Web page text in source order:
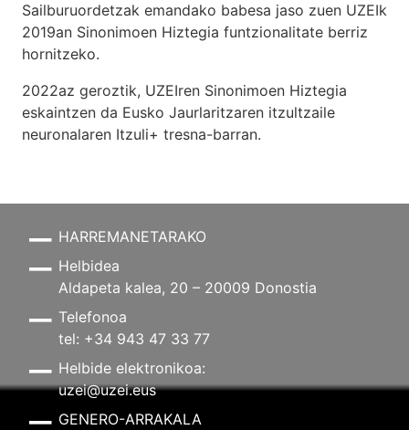
Sailburuordetzak emandako babesa jaso zuen UZEIk
2019an Sinonimoen Hiztegia funtzionalitate berriz
hornitzeko.
2022az geroztik, UZEIren Sinonimoen Hiztegia
eskaintzen da Eusko Jaurlaritzaren itzultzaile
neuronalaren Itzuli+ tresna-barran.
HARREMANETARAKO
Helbidea
Aldapeta kalea, 20 – 20009 Donostia
Telefonoa
tel: +34 943 47 33 77
Helbide elektronikoa:
uzei@uzei.eus
GENERO-ARRAKALA